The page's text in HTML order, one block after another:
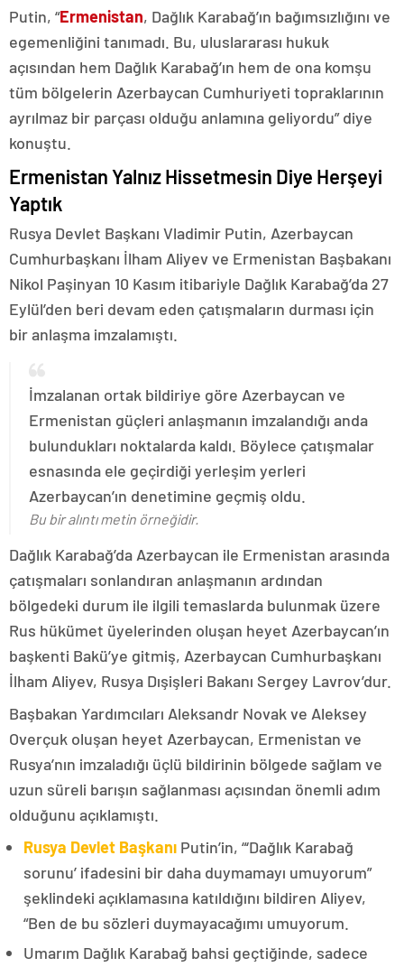
Putin, “Ermenistan, Dağlık Karabağ’ın bağımsızlığını ve
egemenliğini tanımadı. Bu, uluslararası hukuk
açısından hem Dağlık Karabağ’ın hem de ona komşu
tüm bölgelerin Azerbaycan Cumhuriyeti topraklarının
ayrılmaz bir parçası olduğu anlamına geliyordu” diye
konuştu.
Ermenistan Yalnız Hissetmesin Diye Herşeyi
Yaptık
Rusya Devlet Başkanı Vladimir Putin, Azerbaycan
Cumhurbaşkanı İlham Aliyev ve Ermenistan Başbakanı
Nikol Paşinyan 10 Kasım itibariyle Dağlık Karabağ’da 27
Eylül’den beri devam eden çatışmaların durması için
bir anlaşma imzalamıştı.
İmzalanan ortak bildiriye göre Azerbaycan ve
Ermenistan güçleri anlaşmanın imzalandığı anda
bulundukları noktalarda kaldı. Böylece çatışmalar
esnasında ele geçirdiği yerleşim yerleri
Azerbaycan’ın denetimine geçmiş oldu.
Bu bir alıntı metin örneğidir.
Dağlık Karabağ’da Azerbaycan ile Ermenistan arasında
çatışmaları sonlandıran anlaşmanın ardından
bölgedeki durum ile ilgili temaslarda bulunmak üzere
Rus hükümet üyelerinden oluşan heyet Azerbaycan’ın
başkenti Bakü’ye gitmiş, Azerbaycan Cumhurbaşkanı
İlham Aliyev, Rusya Dışişleri Bakanı Sergey Lavrov’dur.
Başbakan Yardımcıları Aleksandr Novak ve Aleksey
Overçuk oluşan heyet Azerbaycan, Ermenistan ve
Rusya’nın imzaladığı üçlü bildirinin bölgede sağlam ve
uzun süreli barışın sağlanması açısından önemli adım
olduğunu açıklamıştı.
Rusya Devlet Başkanı Putin’in, “‘Dağlık Karabağ
sorunu’ ifadesini bir daha duymamayı umuyorum”
şeklindeki açıklamasına katıldığını bildiren Aliyev,
“Ben de bu sözleri duymayacağımı umuyorum.
Umarım Dağlık Karabağ bahsi geçtiğinde, sadece